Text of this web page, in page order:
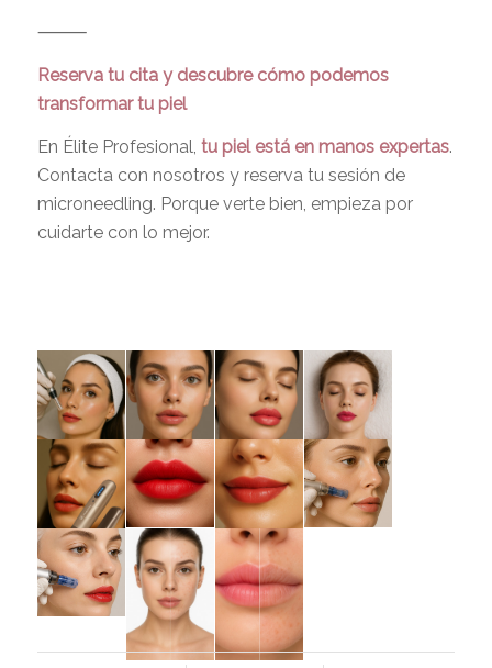
⸻
Reserva tu cita y descubre cómo podemos
transformar tu piel
En Élite Profesional, tu piel está en manos expertas.
Contacta con nosotros y reserva tu sesión de
microneedling. Porque verte bien, empieza por
cuidarte con lo mejor.